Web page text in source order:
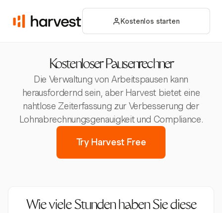
Kostenlos starten
Kostenloser Pausenrechner
Die Verwaltung von Arbeitspausen kann
herausfordernd sein, aber Harvest bietet eine
nahtlose Zeiterfassung zur Verbesserung der
Lohnabrechnungsgenauigkeit und Compliance.
Try Harvest Free
Wie viele Stunden haben Sie diese